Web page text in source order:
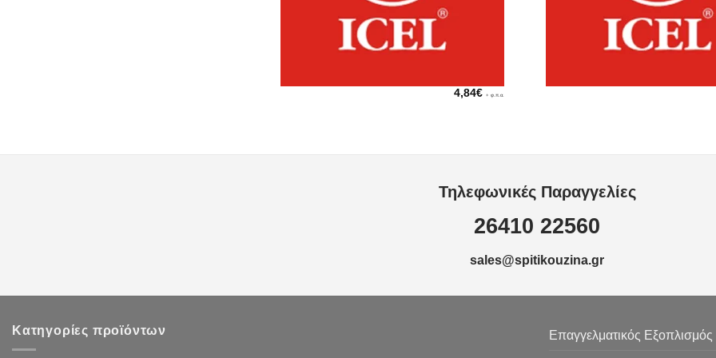
4,84€ + φ.π.α.
Τηλεφωνικές Παραγγελίες
26410 22560
sales@spitikouzina.gr
Κατηγορίες προϊόντων Επαγγελματικός Εξοπλισμός